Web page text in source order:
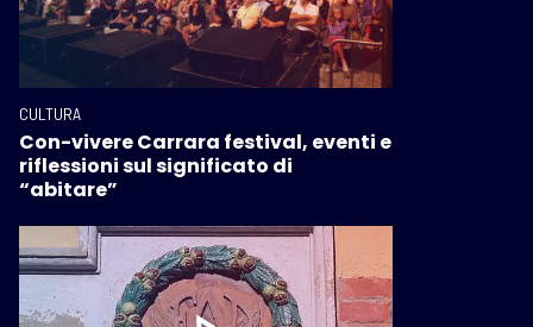
CULTURA
Con-vivere Carrara festival, eventi e
riflessioni sul significato di
“abitare”